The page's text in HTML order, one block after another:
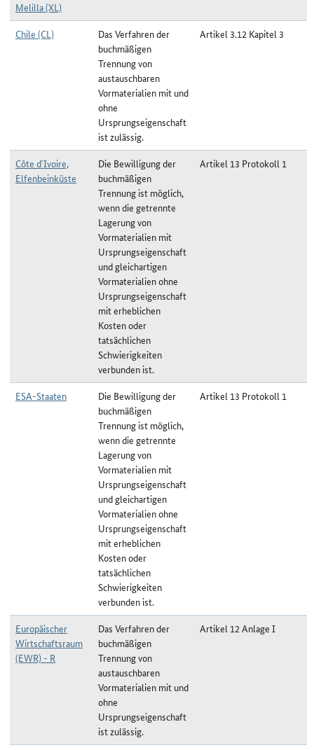
Melilla (XL)
Chile (CL)
Das Verfahren der
buchmäßigen
Trennung von
austauschbaren
Vormaterialien mit und
ohne
Ursprungseigenschaft
ist zulässig.
Artikel 3.12 Kapitel 3
Côte d`Ivoire,
Elfenbeinküste
Die Bewilligung der
buchmäßigen
Trennung ist möglich,
wenn die getrennte
Lagerung von
Vormaterialien mit
Ursprungseigenschaft
und gleichartigen
Vormaterialien ohne
Ursprungseigenschaft
mit erheblichen
Kosten oder
tatsächlichen
Schwierigkeiten
verbunden ist.
Artikel 13 Protokoll 1
ESA-Staaten
Die Bewilligung der
buchmäßigen
Trennung ist möglich,
wenn die getrennte
Lagerung von
Vormaterialien mit
Ursprungseigenschaft
und gleichartigen
Vormaterialien ohne
Ursprungseigenschaft
mit erheblichen
Kosten oder
tatsächlichen
Schwierigkeiten
verbunden ist.
Artikel 13 Protokoll 1
Europäischer
Wirtschaftsraum
(EWR) - R
Das Verfahren der
buchmäßigen
Trennung von
austauschbaren
Vormaterialien mit und
ohne
Ursprungseigenschaft
ist zulässig.
Artikel 12 Anlage I